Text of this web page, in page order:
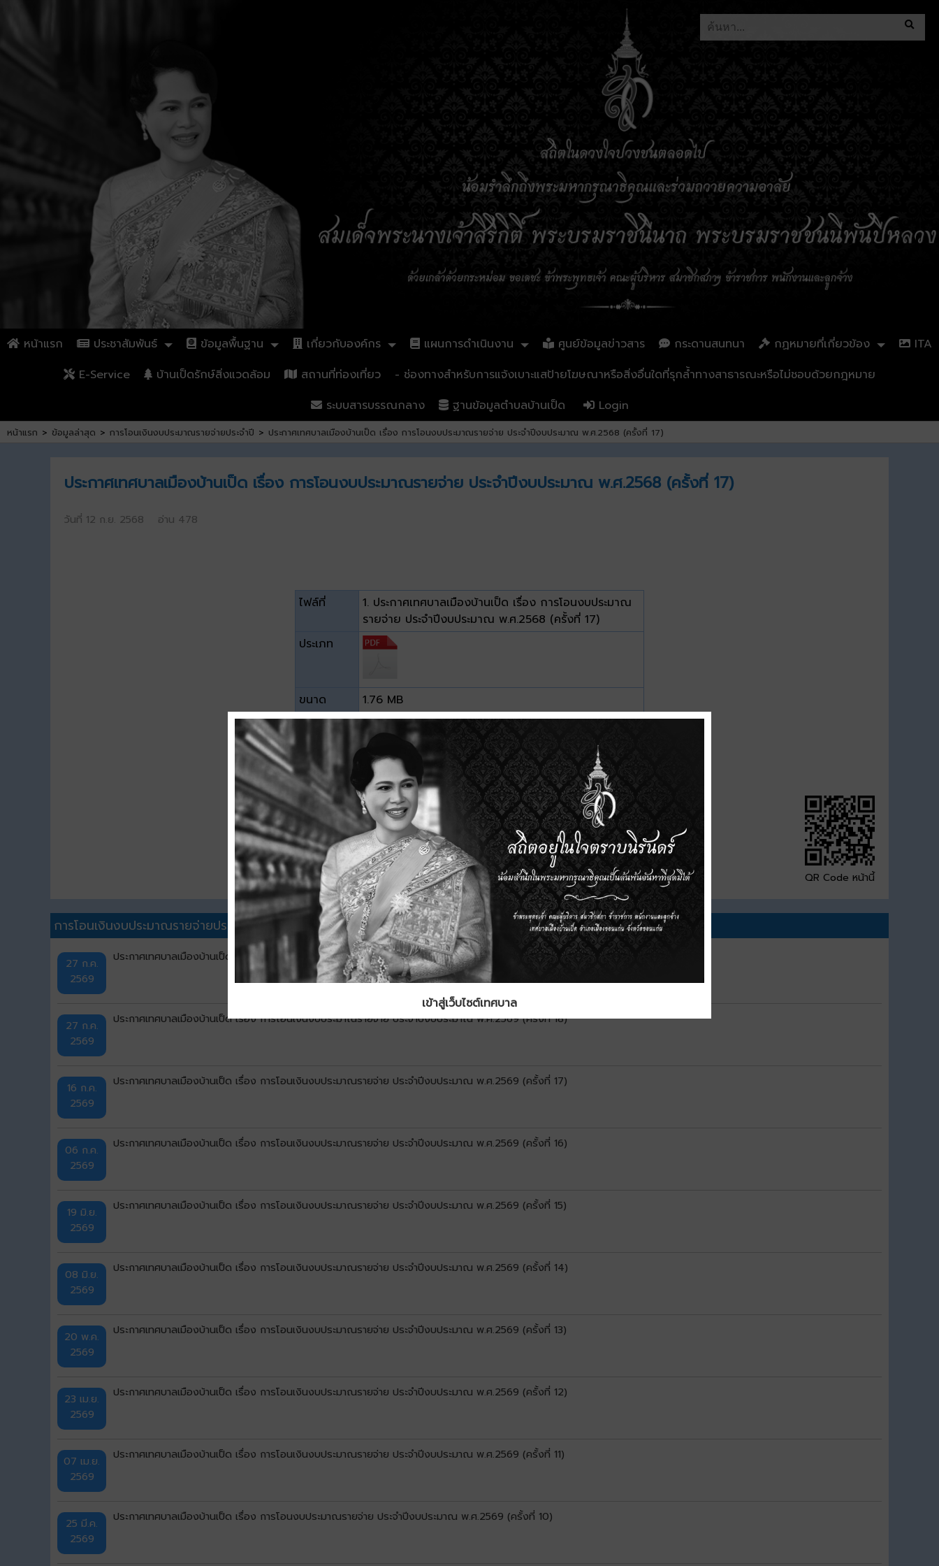
หน้าแรก ประชาสัมพันธ์ ข้อมูลพื้นฐาน เกี่ยวกับองค์กร แผนการดำเนินงาน ศูนย์ข้อมูลข่าวสาร กระดานสนทนา กฏหมายที่เกี่ยวข้อง
ITA
E-Service
บ้านเป็ดรักษ์สิ่งแวดล้อม สถานที่ท่องเที่ยว
- ช่องทางสำหรับการแจ้งเบาะแสป้ายโฆษณาหรือสิ่งอื่นใดที่รุกล้ำทางสาธารณะหรือไม่ชอบด้วยกฎหมาย
ระบบสารบรรณกลาง
ฐานข้อมูลตำบลบ้านเป็ด Login
หน้าแรก > ข้อมูลล่าสุด > การโอนเงินงบประมาณรายจ่ายประจำปี > ประกาศเทศบาลเมืองบ้านเป็ด เรื่อง การโอนงบประมาณรายจ่าย ประจำปีงบประมาณ พ.ศ.2568 (ครั้งที่ 17)
ประกาศเทศบาลเมืองบ้านเป็ด เรื่อง การโอนงบประมาณรายจ่าย ประจำปีงบประมาณ พ.ศ.2568 (ครั้งที่ 17)
วันที่ 12 ก.ย. 2568 อ่าน 478
ไฟล์ที่
1. ประกาศเทศบาลเมืองบ้านเป็ด เรื่อง การโอนงบประมาณ
รายจ่าย ประจำปีงบประมาณ พ.ศ.2568 (ครั้งที่ 17)
ประเภท
ขนาด
1.76 MB
ดาวน์โหลด
QR Code หน้านี้
การโอนเงินงบประมาณรายจ่ายประจำปีอื่นๆ
27 ก.ค.
2569
ประกาศเทศบาลเมืองบ้านเป็ด เรื่อง การโอนเงินงบประมาณรายจ่าย ประจำปีงบประมาณ พ.ศ.2569 (ครั้งที่ 19)
27 ก.ค.
2569
ประกาศเทศบาลเมืองบ้านเป็ด เรื่อง การโอนเงินงบประมาณรายจ่าย ประจำปีงบประมาณ พ.ศ.2569 (ครั้งที่ 18)
16 ก.ค.
2569
ประกาศเทศบาลเมืองบ้านเป็ด เรื่อง การโอนเงินงบประมาณรายจ่าย ประจำปีงบประมาณ พ.ศ.2569 (ครั้งที่ 17)
06 ก.ค.
2569
ประกาศเทศบาลเมืองบ้านเป็ด เรื่อง การโอนเงินงบประมาณรายจ่าย ประจำปีงบประมาณ พ.ศ.2569 (ครั้งที่ 16)
19 มิ.ย.
2569
ประกาศเทศบาลเมืองบ้านเป็ด เรื่อง การโอนเงินงบประมาณรายจ่าย ประจำปีงบประมาณ พ.ศ.2569 (ครั้งที่ 15)
08 มิ.ย.
2569
ประกาศเทศบาลเมืองบ้านเป็ด เรื่อง การโอนเงินงบประมาณรายจ่าย ประจำปีงบประมาณ พ.ศ.2569 (ครั้งที่ 14)
20 พ.ค.
2569
ประกาศเทศบาลเมืองบ้านเป็ด เรื่อง การโอนเงินงบประมาณรายจ่าย ประจำปีงบประมาณ พ.ศ.2569 (ครั้งที่ 13)
23 เม.ย.
2569
ประกาศเทศบาลเมืองบ้านเป็ด เรื่อง การโอนเงินงบประมาณรายจ่าย ประจำปีงบประมาณ พ.ศ.2569 (ครั้งที่ 12)
07 เม.ย.
2569
ประกาศเทศบาลเมืองบ้านเป็ด เรื่อง การโอนเงินงบประมาณรายจ่าย ประจำปีงบประมาณ พ.ศ.2569 (ครั้งที่ 11)
25 มี.ค.
2569
ประกาศเทศบาลเมืองบ้านเป็ด เรื่อง การโอนงบประมาณรายจ่าย ประจำปีงบประมาณ พ.ศ.2569 (ครั้งที่ 10)
เข้าสู่เว็บไซต์เทศบาล